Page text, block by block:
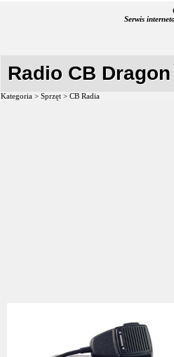
Serwis
Radio CB
Kategoria > Sprzęt > CB Radia